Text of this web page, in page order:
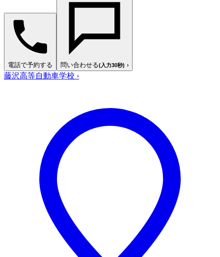
電話で予約する 問い合わせる(入力30秒) ›
藤沢高等自動車学校 ›